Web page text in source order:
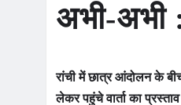
अभी-अभी
रांची में छात्र आंदोलन के
लेकर पहुंचे वार्ता का प्रस्ताव